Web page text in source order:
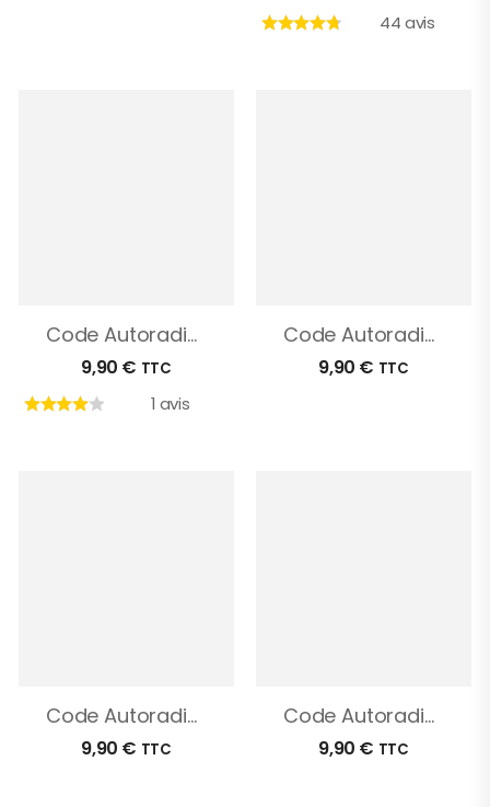
44 avis
Code Autoradio Ford Transit
9,90 € TTC
1 avis
Code Autoradio Ford Mondeo
9,90 € TTC
Code Autoradio Ford Kuga
9,90 € TTC
Code Autoradio Ford S-Max
9,90 € TTC